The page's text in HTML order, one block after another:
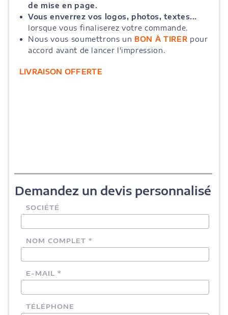
de mise en page.
Vous enverrez vos logos, photos, textes...
lorsque vous finaliserez votre commande.
Nous vous soumettrons un BON À TIRER pour
accord avant de lancer l'impression.
LIVRAISON OFFERTE
Demandez un devis personnalisé
SOCIÉTÉ
NOM COMPLET *
E-MAIL *
TÉLÉPHONE